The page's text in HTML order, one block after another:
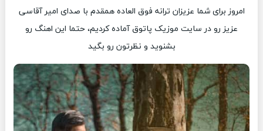
امروز برای شما عزیزان ترانه فوق العاده همقدم با صدای امیر آقاسی
عزیز رو در سایت موزیک پاتوق آماده کردیم، حتما این اهنگ رو
بشنوید و نظرتون رو بگید